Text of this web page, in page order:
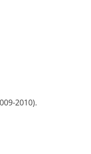
2010).